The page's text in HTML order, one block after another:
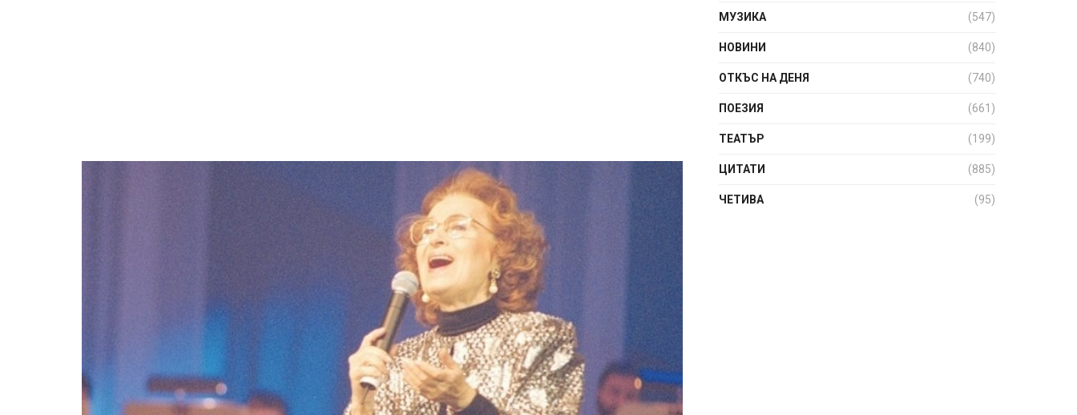
МУЗИКА (547)
НОВИНИ (840)
ОТКЪС НА ДЕНЯ (740)
ПОЕЗИЯ (661)
ТЕАТЪР (199)
ЦИТАТИ (885)
ЧЕТИВА (95)